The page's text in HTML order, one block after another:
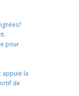
pour
appuie la
de